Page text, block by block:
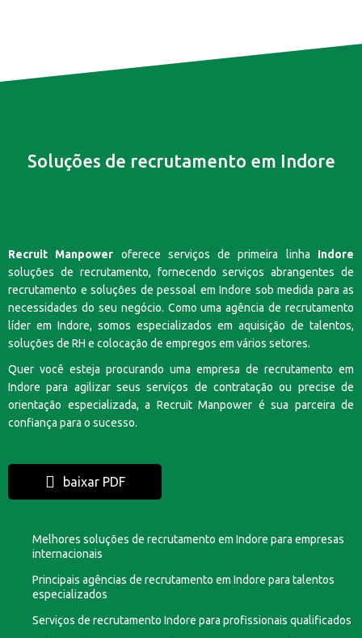
Soluções de recrutamento em Indore
Recruit Manpower oferece serviços de primeira linha Indore
soluções de recrutamento, fornecendo serviços abrangentes de
recrutamento e soluções de pessoal em Indore sob medida para as
necessidades do seu negócio. Como uma agência de recrutamento
líder em Indore, somos especializados em aquisição de talentos,
soluções de RH e colocação de empregos em vários setores.
Quer você esteja procurando uma empresa de recrutamento em
Indore para agilizar seus serviços de contratação ou precise de
orientação especializada, a Recruit Manpower é sua parceira de
confiança para o sucesso.
baixar PDF
Melhores soluções de recrutamento em Indore para empresas
internacionais
Principais agências de recrutamento em Indore para talentos
especializados
Serviços de recrutamento Indore para profissionais qualificados